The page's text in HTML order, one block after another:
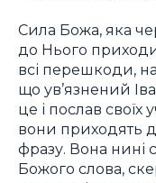
Сила Божа, яка
до Нього
всі перешкоди,
що ув’язнений
це і послав своїх
вони приходять
фразу. Вона нині
Божого слова,